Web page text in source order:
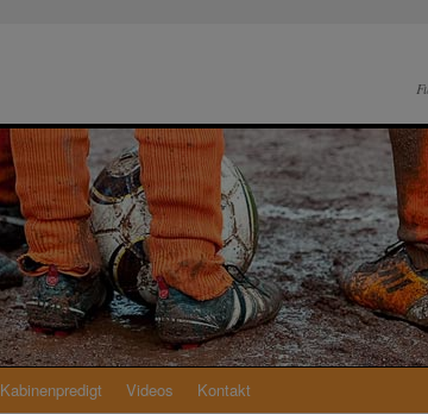
Kabinenpredigt Videos Kontakt